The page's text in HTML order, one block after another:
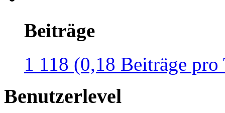
Beiträge
1 118 (0,18 Beiträge pro
Benutzerlevel